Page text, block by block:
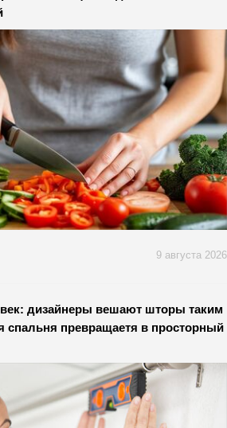
9 августа 2026
дизайнеры вешают шторы таким
спальня превращаетя в просторный